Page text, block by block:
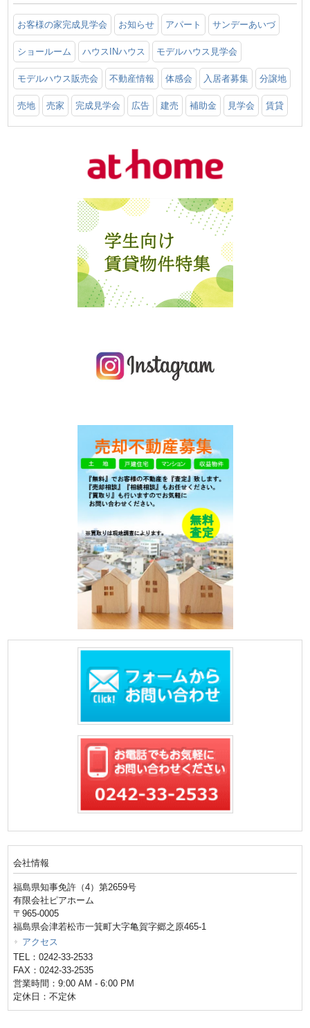
お客様の家完成見学会 お知らせ アパート サンデーあいづ
ショールーム ハウスINハウス モデルハウス見学会
モデルハウス販売会 不動産情報 体感会 入居者募集 分譲地
売地 売家 完成見学会 広告 建売 補助金 見学会 賃貸
会社情報
福島県知事免許（4）第2659号
有限会社ピアホーム
〒965-0005
福島県会津若松市一箕町大字亀賀字郷之原465-1
アクセス
TEL：0242-33-2533
FAX：0242-33-2535
営業時間：9:00 AM - 6:00 PM
定休日：不定休